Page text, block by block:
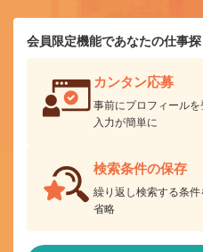
会員限定機能であなたの仕事探
カンタン応募
事前にプロフィール
入力が簡単に
検索条件の保存
繰り返し検索する条
省略